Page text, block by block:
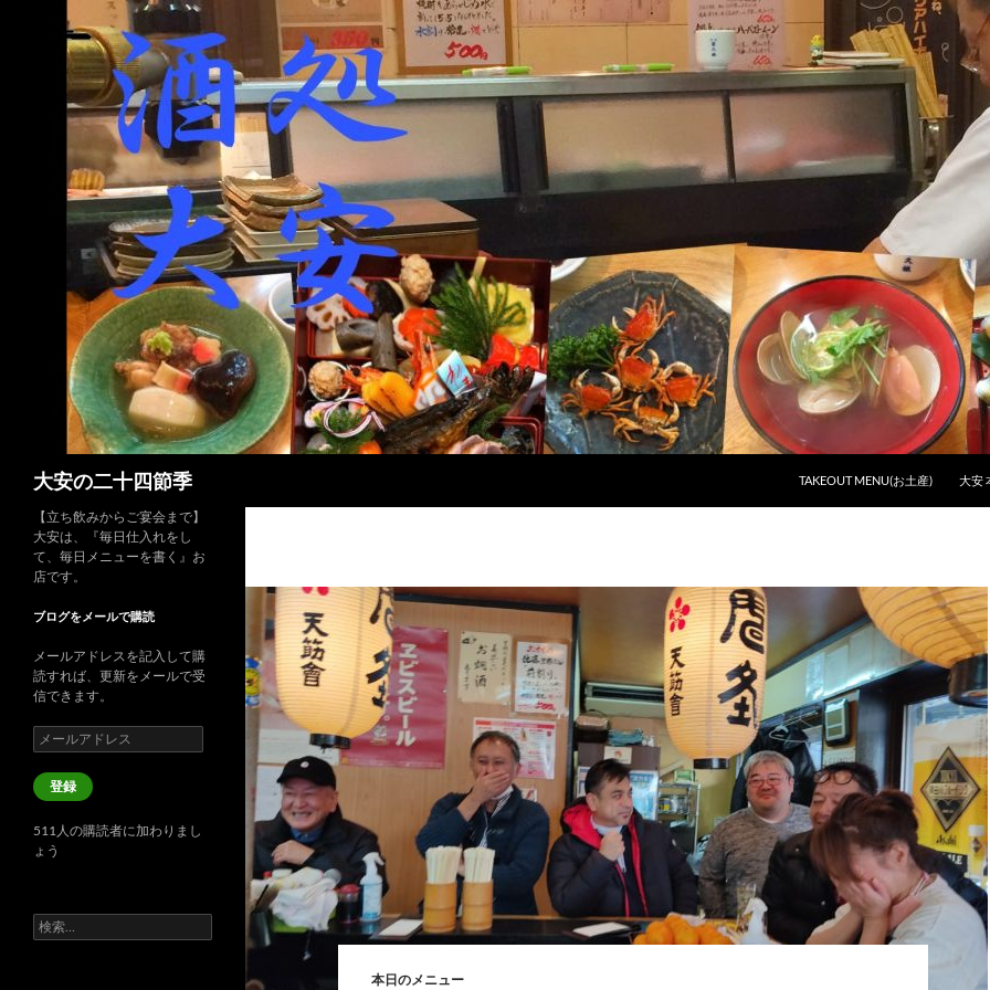
大安の二十四節季
TAKEOUT MENU(お土産)
大安
本日のメニュー
【立ち飲みからご宴会まで】
大安は、『毎日仕入れをし
て、毎日メニューを書く』お
店です。
ブログをメールで購読
メールアドレスを記入して購
読すれば、更新をメールで受
信できます。
メ
ー
ル
ア
レ
ス
登録
511人の購読者に加わりまし
ょう
検
索: